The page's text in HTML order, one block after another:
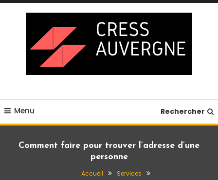
Skip
Menu Rechercher
Comment faire pour trouver l’adresse d’une
personne
Accueil
Services